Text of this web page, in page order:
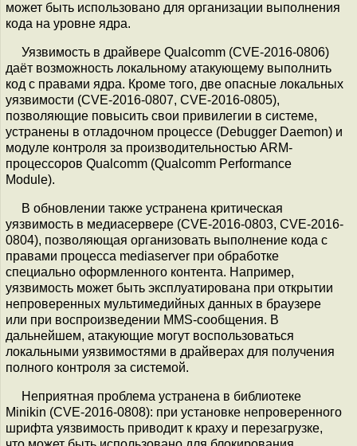
может быть использовано для организации выполнения
кода на уровне ядра.
Уязвимость в драйвере Qualcomm (CVE-2016-0806)
даёт возможность локальному атакующему выполнить
код с правами ядра. Кроме того, две опасные локальных
уязвимости (CVE-2016-0807, CVE-2016-0805),
позволяющие повысить свои привилегии в системе,
устранены в отладочном процессе (Debugger Daemon) и
модуле контроля за производительностью ARM-
процессоров Qualcomm (Qualcomm Performance
Module).
В обновлении также устранена критическая
уязвимость в медиасервере (CVE-2016-0803, CVE-2016-
0804), позволяющая организовать выполнение кода с
правами процесса mediaserver при обработке
специально оформленного контента. Например,
уязвимость может быть эксплуатирована при открытии
непроверенных мультимедийных данных в браузере
или при воспроизведении MMS-сообщения. В
дальнейшем, атакующие могут воспользоваться
локальными уязвимостями в драйверах для получения
полного контроля за системой.
Неприятная проблема устранена в библиотеке
Minikin (CVE-2016-0808): при установке непроверенного
шрифта уязвимость приводит к краху и перезагрузке,